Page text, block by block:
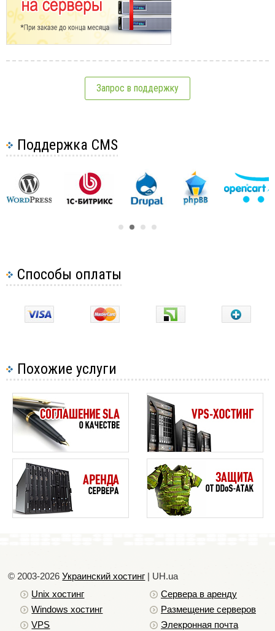
Запрос в поддержку
Поддержка CMS
Способы оплаты
Похожие услуги
© 2003-2026Украинский хостинг | UH.ua
Unix хостинг
Windows хостинг
VPS
Сервера в аренду
Размещение серверов
Элекронная почта